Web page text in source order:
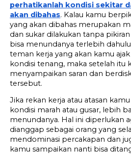
perhatikanlah kondisi sekitar
akan dibahas. Kalau kamu
yang akan dibahas merupakan
dan sukar dilakukan tanpa
bisa menundanya terlebih
teman kerja yang akan kamu
kondisi tenang, maka setelah itu
menyampaikan saran dan
tersebut.
Jika rekan kerja atau atasan
kondisi marah atau gusar, lebih
menundanya. Hal ini diperlukan
dianggap sebagai orang yang
mendominasi percakapan dan
kamu sampaikan nanti bisa